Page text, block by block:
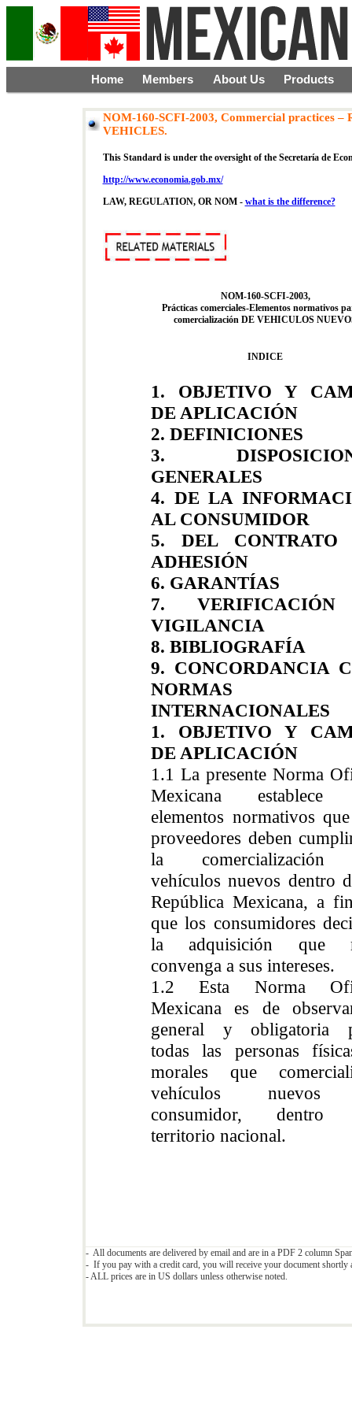
Home Members About Us Products
NOM-160-SCFI-2003, Commercial practices
VEHICLES.
This Standard is under the oversight of the Secretaría de
http://www.economia.gob.mx/
LAW, REGULATION, OR NOM - what is the difference?
NOM-160-SCFI-2003,
Prácticas comerciales-Elementos normativos
comercialización DE VEHICULOS
INDICE
1. OBJETIVO Y
DE APLICACIÓN
2. DEFINICIONES
3.
GENERALES
4. DE LA
AL CONSUMIDOR
5. DEL CONTRATO
ADHESIÓN
6. GARANTÍAS
7.
VIGILANCIA
8. BIBLIOGRAFÍA
9. CONCORDANCIA
NORMAS
INTERNACIONALES
1. OBJETIVO Y
DE APLICACIÓN
1.1 La presente Norma
Mexicana establece
elementos normativos
proveedores deben
la comercialización
vehículos nuevos dentro
República Mexicana, a
que los consumidores
la adquisición que
convenga a sus intereses.
1.2 Esta Norma
Mexicana es de
general y obligatoria
todas las personas
morales que
vehículos
consumidor, dentro
territorio nacional.
- All documents are delivered by email and are in a PDF 2 column
- If you pay with a credit card, you will receive your document shortly
- ALL prices are in US dollars unless otherwise noted.